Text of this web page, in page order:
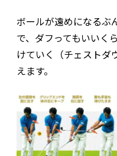
ボールが遠めになるぶ
で、ダフってもいいく
けていく（チェストダ
えます。